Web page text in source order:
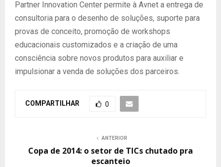
Partner Innovation Center permite à Avnet a entrega de
consultoria para o desenho de soluções, suporte para
provas de conceito, promoção de workshops
educacionais customizados e a criação de uma
consciência sobre novos produtos para auxiliar e
impulsionar a venda de soluções dos parceiros.
COMPARTILHAR 0
ANTERIOR
Copa de 2014: o setor de TICs chutado pra
escanteio